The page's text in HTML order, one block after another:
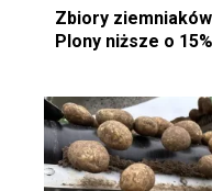
Zbiory
Plony niższe o 15%